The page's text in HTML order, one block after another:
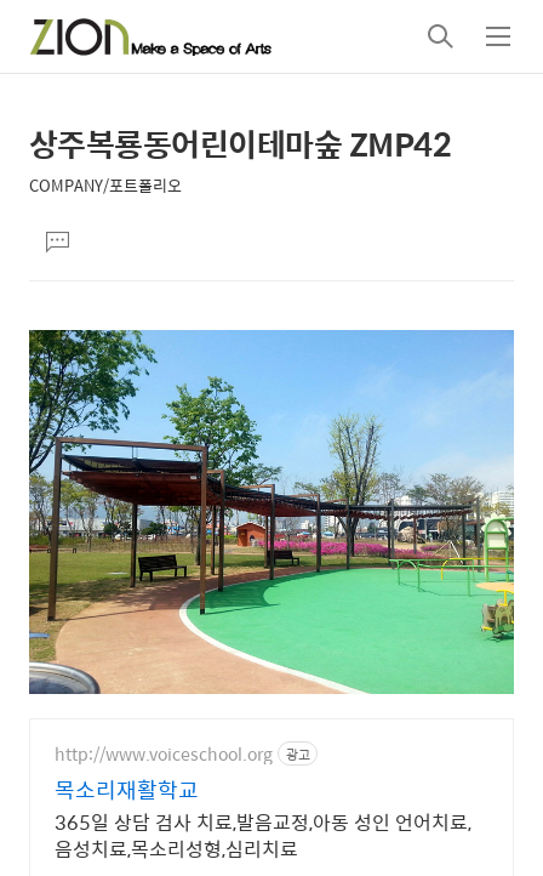
검
색
메
뉴
상
세
텐
본
문
제
목
상주복룡동어린이테마숲 ZMP42
COMPANY/포트폴리오
문댓
글
http://www.voiceschool.org 광고
목소리재활학교
365일 상담 검사 치료,발음교정,아동 성인 언어치료,
음성치료,목소리성형,심리치료